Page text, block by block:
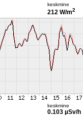
keskmine
212 W/m2
keskmine
0.103 µSv/h